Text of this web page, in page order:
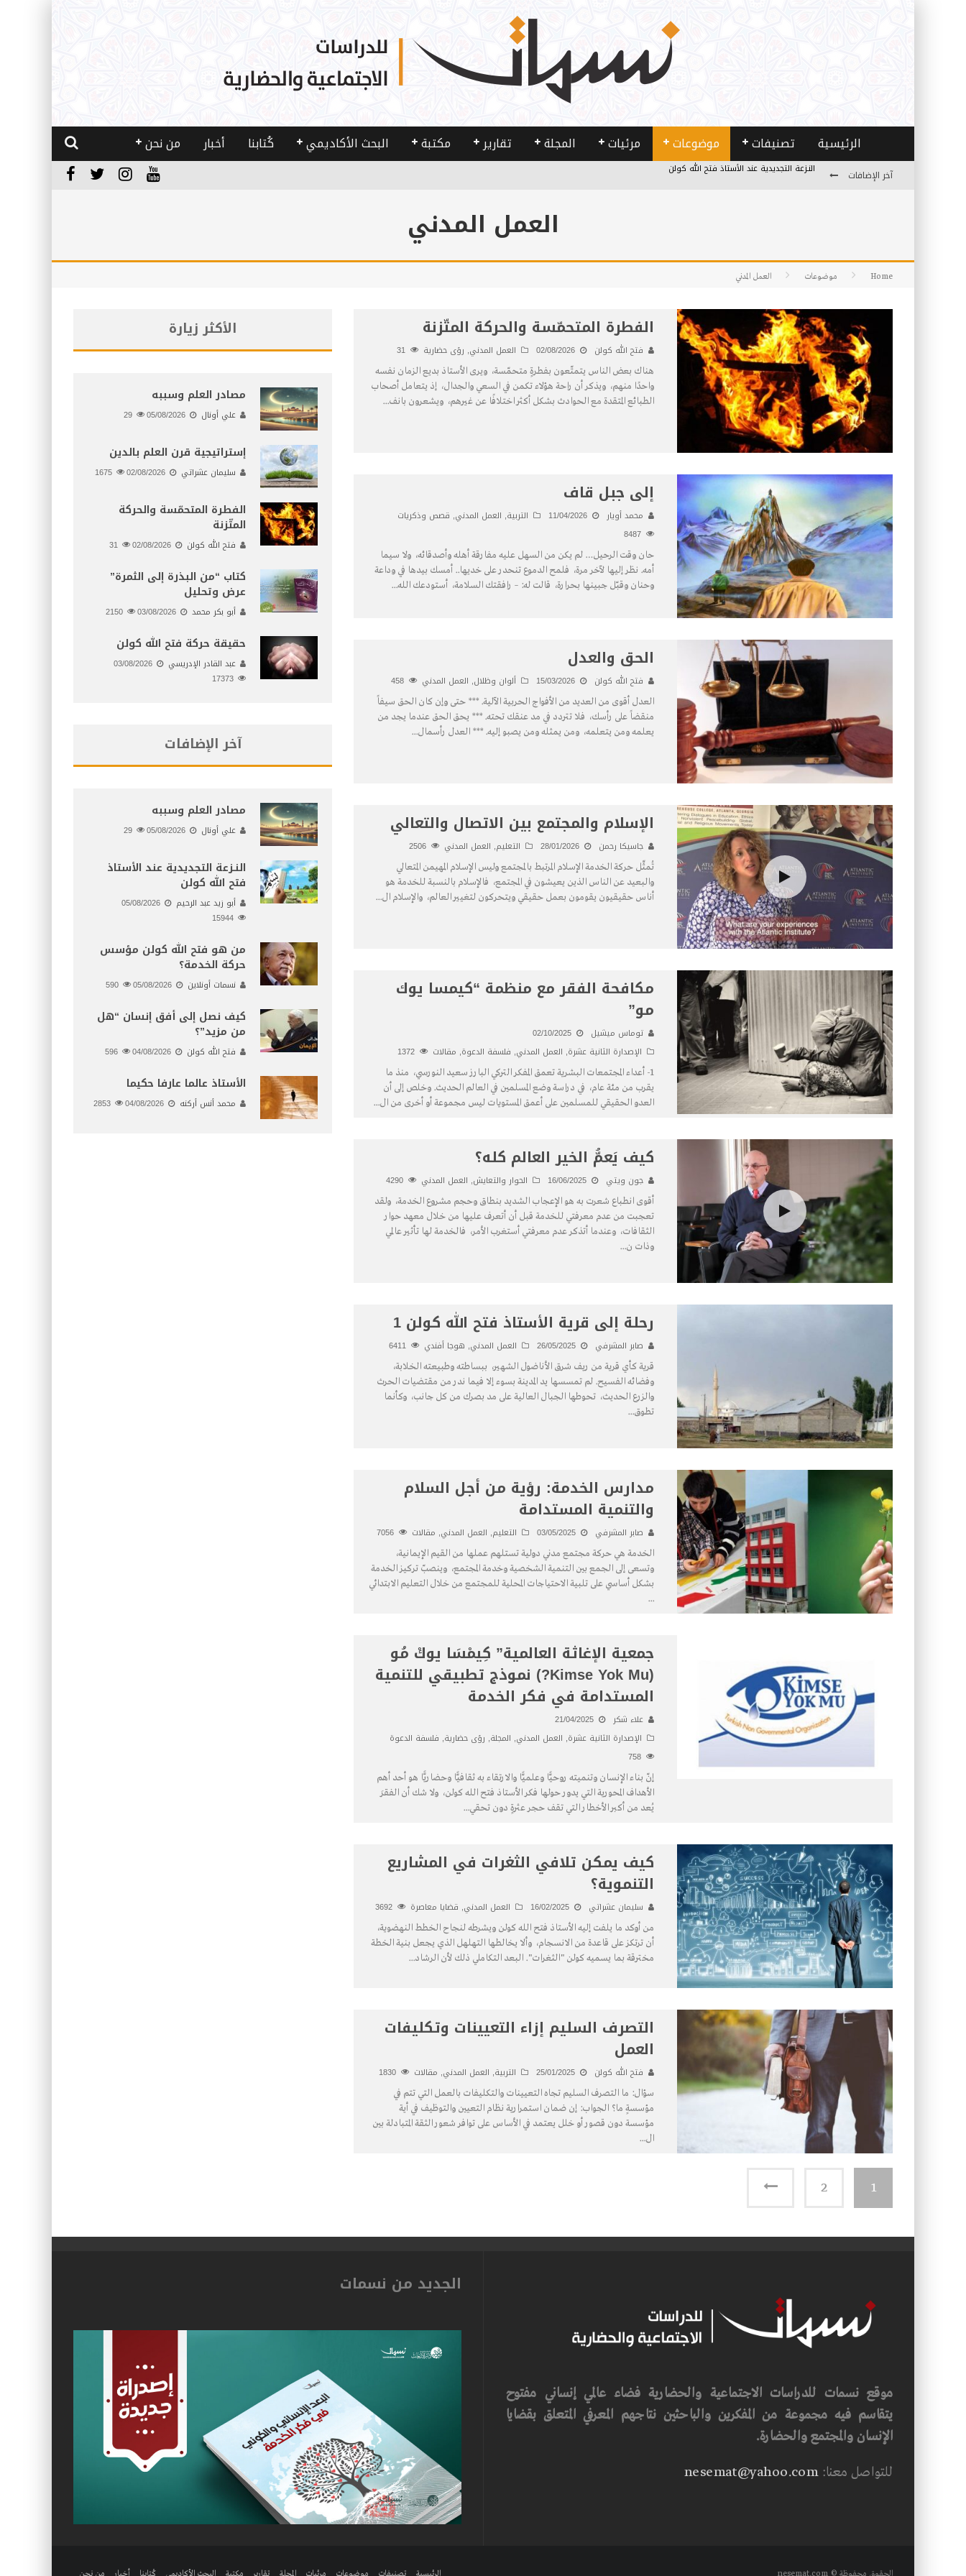
الرئيسية تصنيفات موضوعات مرئيات المجلة تقارير مكتبة البحث الأكاديمي كُتابنا أخبار من نحن
آخر الإضافات
من هو فتح الله كولن مؤسس حركة الخدمة؟
مصادر العلم وسببه
العمل المدني
Home موضوعات العمل المدني
الفطرة المتحمّسة والحركة المتّزنة
فتح الله كولن 02/08/2026 العمل المدني, رؤى حضارية 31
هناك بعض الناس يتمتّعون بفطرةٍ متحمّسة، ويرى الأستاذ بديع الزمان نفسه
واحدًا منهم، ويذكر أن راحة هؤلاء تكمن في السعي والجدال، إذ يتعامل أصحاب
الطبائع المتقدة مع الحوادث بشكل أكثر اختلافًا عن غيرهم، ويشعرون بانف...
إلى جبل قاف
محمد أويار 11/04/2026 التربية, العمل المدني, قصص وذكريات
8487
حان وقت الرحيل… لم يكن من السهل عليه مفارقة أهله وأصدقائه، ولا سيما
أمه. نظر إليها لآخر مرة، فلمح الدموع تنحدر على خديها.. أمسك بيدها في وداعة
وحنان وقبّل جبينها بحرارة، قالت له: – رافقتك السلامة، أستودعك الله...
الحق والعدل
فتح الله كولن 15/03/2026 ألوان وظلال, العمل المدني 458
العدل أقوى من العديد من الأفواج الحربية الآلية. *** حتى وإن كان الحق سيفاً
منقضاً على رأسك، فلا تتردد في مد عنقك تحته. *** يحق الحق عندما يجد من
يعلمه ومن يتعلمه، ومن يمثله ومن يصبو إليه. *** العدل رأسمال...
الإسلام والمجتمع بين الاتصال والتعالي
جاسيكا رحمن 28/01/2026 التعليم, العمل المدني 2506
تُمثِّل حركة الخدمة الإسلام المرتبط بالمجتمع وليس الإسلام المهيمن المتعالي
والبعيد عن الناس الذين يعيشون في المجتمع، فالإسلام بالنسبة للخدمة هو
أناس حقيقيون يقومون بعمل حقيقي ويتحركون لتغيير العالم، والإسلام ال...
مكافحة الفقر مع منظمة “كيمسا يوك
مو”
توماس ميشيل
02/10/2025
الإصدارة الثانية عشرة, العمل المدني, فلسفة الدعوة, مقالات 1372
1- أعداء المجتمعات البشرية تعمق المفكر التركي البارز سعيد النورسي، منذ ما
يقرب من مئة عام، في دراسة وضع المسلمين في العالم الحديث. وخلص إلى أن
العدو الحقيقي للمسلمين على أعمق المستويات ليس مجموعة أو أخرى من ال...
كيف يَعمُّ الخير العالم كله؟
جون ويتي 16/06/2025 الحوار والتعايش, العمل المدني 4290
أقوى انطباع شعرت به هو الإعجاب الشديد بنطاق وحجم مشروع الخدمة، ولقد
تعجبت من عدم معرفتي للخدمة قبل أن أتعرف عليها من خلال معهد حوار
الثقافات، وعندما أتذكر عدم معرفتي أستغرب الأمر، فالخدمة لها تأثير عالمي
وذات ن...
رحلة إلى قرية الأستاذ فتح الله كولن 1
صابر المشرفي 26/05/2025 العمل المدني, هوجا أفندي 6411
قرية كأي قرية من ريف شرق الأناضول الشهير، ببساطته وطبيعته الخلابة،
وفضائه الفسيح. لم تمسسها يد المدينة بسوء إلا فيما ندر من مقتضيات الحرث
والزرع الحديث، تحوطها الجبال العالية على مد بصرك من كل جانب، وكأنما
تطوق...
مدارس الخدمة: رؤية من أجل السلام
والتنمية المستدامة
صابر المشرفي 03/05/2025 التعليم, العمل المدني, مقالات 7056
الخدمة هي حركة مجتمع مدني دولية تستلهم عملها من القيم الإيمانية،
وتسعى إلى الجمع بين التنمية الشخصية وخدمة المجتمع، وينصبّ تركيز الخدمة
بشكل أساسي على تلبية الاحتياجات المحلية للمجتمع من خلال التعليم الابتدائي
...
جمعية الإغاثة العالمية” كِيمْسَا يوكْ مُو
(Kimse Yok Mu?) نموذج تطبيقي للتنمية
المستدامة في فكر الخدمة
علاء شكر
21/04/2025
الإصدارة الثانية عشرة, العمل المدني, المجلة, رؤى حضارية, فلسفة الدعوة
758
إنّ بناء الإنسان وتنميته روحيًّا وعلميًّا والارتقاء به ثقافيًّا وحضاريًّا هو أحد أهم
الأهداف المحورية التي يدور حولها فكر الأستاذ فتح الله كولن، ولا شك أن الفقرَ
يُعد من أكبر الأخطار التي تقف حجر عثرةٍ دون تحقي...
كيف يمكن تلافي الثغرات في المشاريع
التنموية؟
سليمان عشراتي 16/02/2025 العمل المدني, قضايا معاصرة 3692
من أوكد ما يلفت إليه الأستاذ فتح الله كولن ويشرطه لنجاح الخطط النهضوية،
أن ترتكز على قاعدة من الانسجام، وألا يخالطها التهلهل الذي يجعل بنية الخطة
مخترقة بما يسميه كولن "الثغرات". البعد التكاملي ذلك لأن الرشاد...
التصرف السليم إزاء التعيينات وتكليفات
العمل
فتح الله كولن 25/01/2025 التربية, العمل المدني, مقالات 1830
سؤال: ما التصرف السليم تجاه التعيينات والتكليفات بالعمل التي تتم في
مؤسسةٍ ما؟ الجواب: إن ضمان استمرارية نظام التعيين والتوظيف في أية
مؤسسة دون قصور أو خلل يعتمد في الأساس على توافر شعور الثقة المتبادلة بين
ال...
1
2
الأكثر زيارة
مصادر العلم وسببه
علي أونال 05/08/2026
إستراتيجية قرن العلم بالدين
سليمان عشراتي 02/08/2026
الفطرة المتحمّسة والحركة
المتّزنة
فتح الله كولن 02/08/2026
كتاب “من البذرة إلى الثمرة”
عرض وتحليل
أبو بكر محمد 03/08/2026
حقيقة حركة فتح الله كولن
عبد القادر الإدريسي
03/08/2026
آخر الإضافات
مصادر العلم وسببه
علي أونال 05/08/2026
النـزعة التجديدية عند الأستاذ
فتح الله كولن
أبو زيد عبد الرحيم
05/08/2026
من هو فتح الله كولن مؤسس
حركة الخدمة؟
نسمات أونلاين 05/08/2026
كيف نصل إلى أفق إنسان “هل
من مزيد”؟
فتح الله كولن 04/08/2026
الأستاذ عالما عارفا حكيما
محمد أنس أركنه 04/08/2026
موقع نسمات للدراسات الاجتماعية والحضارية فضاء عالمي إنساني مفتوح
يتقاسم فيه مجموعة من المفكرين والباحثين نتاجهم المعرفي المتعلق بقضايا
الإنسان والمجتمع والحضارة.
للتواصل معنا:nesemat@yahoo.com
الجديد من نسمات
الحقوق محفوظة © nesemat.com الرئيسية تصنيفات موضوعات مرئيات المجلة تقارير مكتبة البحث الأكاديمي كُتابنا أخبار من نحن